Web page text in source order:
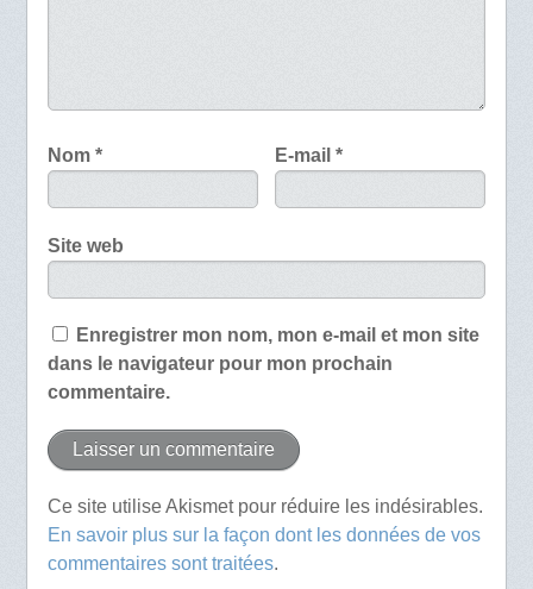
Nom * E-mail*
Site web
Enregistrer mon nom, mon e-mail et mon site
dans le navigateur pour mon prochain
commentaire.
Ce site utilise Akismet pour réduire les indésirables.
En savoir plus sur la façon dont les données de vos
commentaires sont traitées.